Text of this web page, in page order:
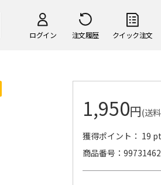
ログイン 注文履歴 クイック注文
1,950円(送
獲得ポイント： 19 pt
商品番号